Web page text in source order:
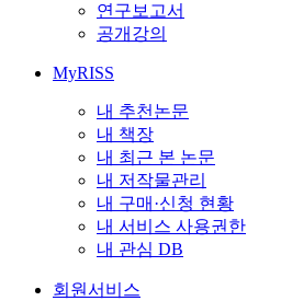
연구보고서
공개강의
MyRISS
내 추천논문
내 책장
내 최근 본 논문
내 저작물관리
내 구매·신청 현황
내 서비스 사용권한
내 관심 DB
회원서비스